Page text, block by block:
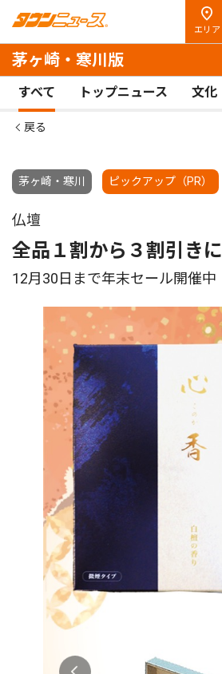
エリア
茅ヶ崎・寒川版
すべて トップニュース 文化
戻る
茅ヶ崎・寒川 ピックアップ（PR）
仏壇
全品１割から３割引きに
12月30日まで年末セール開催中